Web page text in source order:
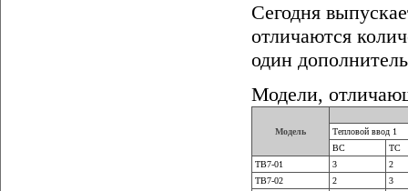
Сегодня
отличаются
один
Модели,
Модель
Тепловой ввод 1
ВС
ТС
ТВ7-01
3
2
ТВ7-02
2
3